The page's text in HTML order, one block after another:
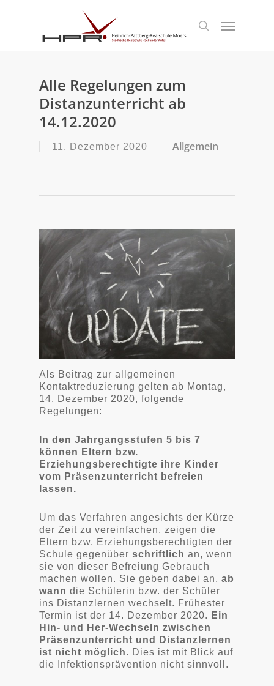
search
Menu
Alle Regelungen zum
Distanzunterricht ab
14.12.2020
11. Dezember 2020 Allgemein
Als Beitrag zur allgemeinen
Kontaktreduzierung gelten ab Montag,
14. Dezember 2020, folgende
Regelungen:
In den Jahrgangsstufen 5 bis 7
können Eltern bzw.
Erziehungsberechtigte ihre Kinder
vom Präsenzunterricht befreien
lassen.
Um das Verfahren angesichts der Kürze
der Zeit zu vereinfachen, zeigen die
Eltern bzw. Erziehungsberechtigten der
Schule gegenüber schriftlich an, wenn
sie von dieser Befreiung Gebrauch
machen wollen. Sie geben dabei an, ab
wann die Schülerin bzw. der Schüler
ins Distanzlernen wechselt. Frühester
Termin ist der 14. Dezember 2020. Ein
Hin- und Her-Wechseln zwischen
Präsenzunterricht und Distanzlernen
ist nicht möglich. Dies ist mit Blick auf
die Infektionsprävention nicht sinnvoll.